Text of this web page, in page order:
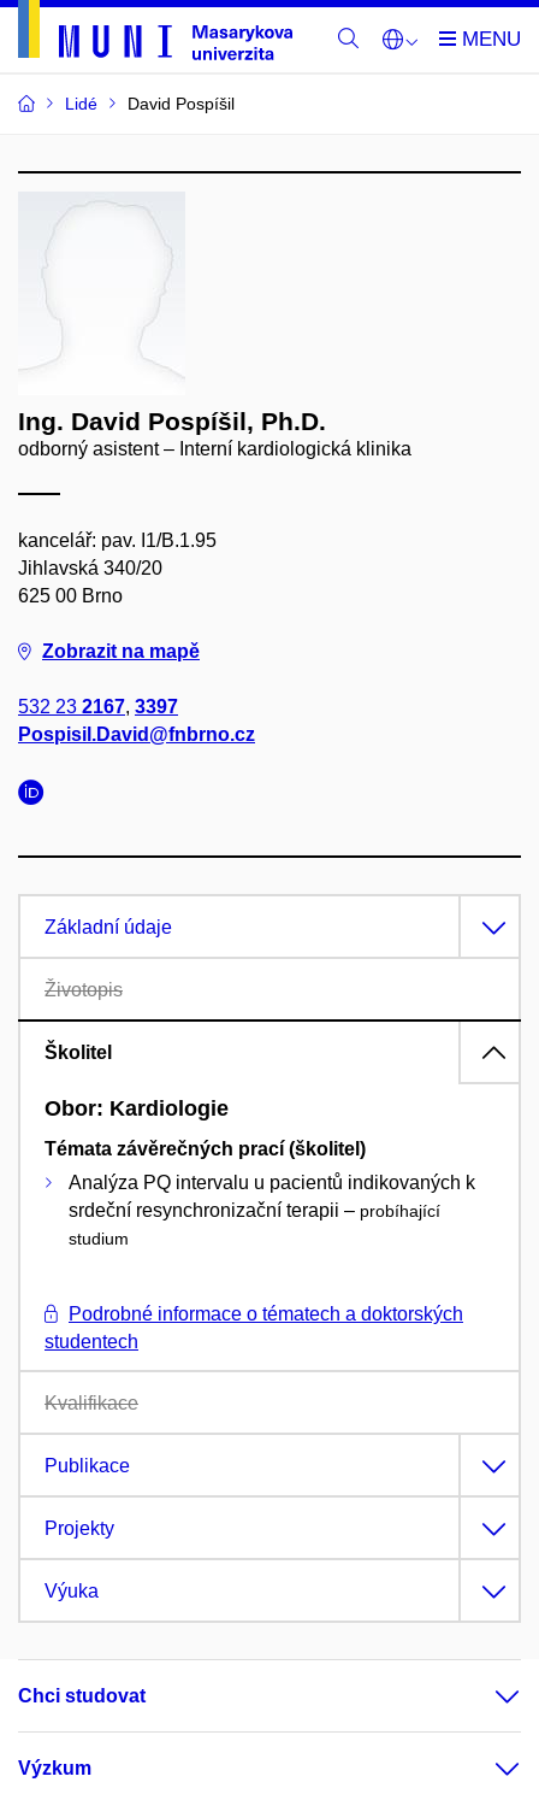
Lidé David Pospíšil
Ing. David Pospíšil, Ph.D.
odborný asistent – Interní kardiologická klinika
kancelář: pav. I1/B.1.95
Jihlavská 340/20
625 00 Brno
Zobrazit na mapě
532 23 2167, 3397
Pospisil.David@fnbrno.cz
Základní údaje
Životopis
Školitel
Obor: Kardiologie
Témata závěrečných prací (školitel)
Analýza PQ intervalu u pacientů indikovaných k
srdeční resynchronizační terapii – probíhající
studium
Podrobné informace o tématech a doktorských
studentech
Kvalifikace
Publikace
Projekty
Výuka
Chci studovat
Výzkum